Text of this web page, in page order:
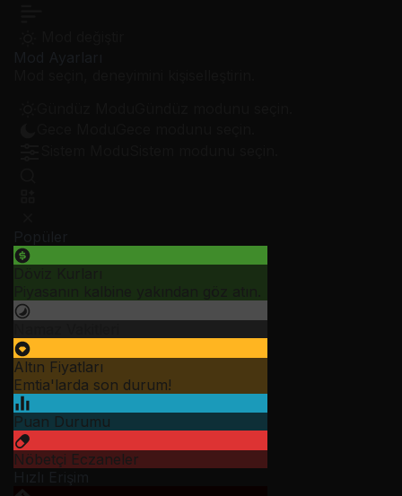
Altın Fiyatları
Emtia'larda son durum!
Puan Durumu
Nöbetçi Eczaneler